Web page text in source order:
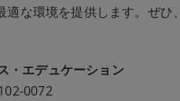
な環境を提供します。ぜひ
・エデュケーション
0072